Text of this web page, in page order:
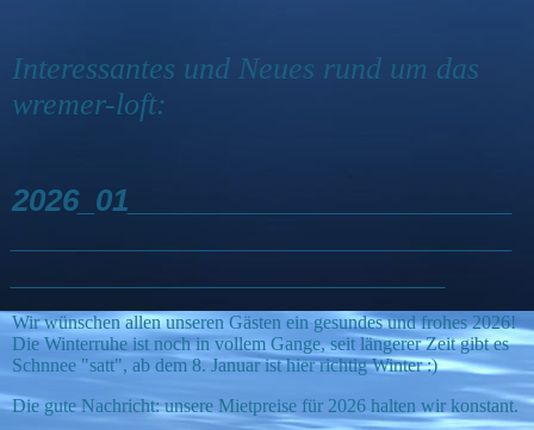
Interessantes und Neues rund um das
wremer-loft:
2026_01_______________________
Wir wünschen allen unseren Gästen ein gesundes und frohes 2026!
Die Winterruhe ist noch in vollem Gange, seit längerer Zeit gibt es
Schnnee "satt", ab dem 8. Januar ist hier richtig Winter :)
Die gute Nachricht: unsere Mietpreise für 2026 halten wir konstant.